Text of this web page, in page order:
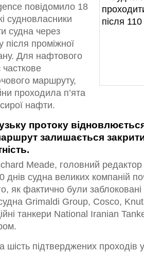
повідомило 18
судновласники
судна через
після проміжної
Для нафтового
маршруту,
проходила п’ята
нафти.
протоку
залишається
Meade, головний редактор
судна великих компаній
як фактично були
Grimaldi Group, Cosco,
танкери National Iranian
шість підтверджених